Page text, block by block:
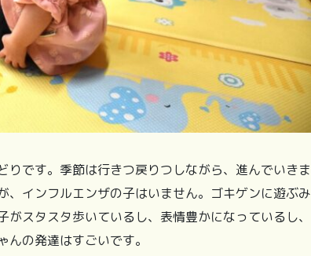
です。季節は行きつ戻りつしながら、進んでいきま
、インフルエンザの子はいません。ゴキゲンに遊ぶみ
スタスタ歩いているし、表情豊かになっているし、
の発達はすごいです。